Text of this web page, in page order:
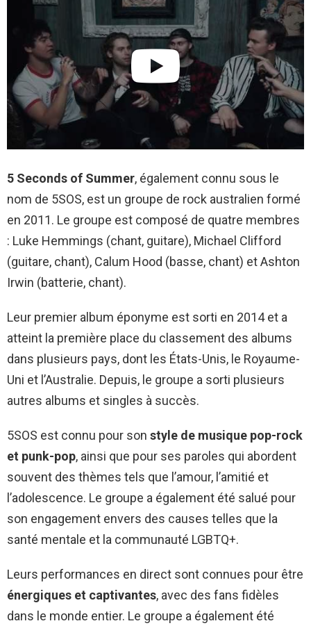
5 Seconds of Summer, également connu sous le
nom de 5SOS, est un groupe de rock australien formé
en 2011. Le groupe est composé de quatre membres
: Luke Hemmings (chant, guitare), Michael Clifford
(guitare, chant), Calum Hood (basse, chant) et Ashton
Irwin (batterie, chant).
Leur premier album éponyme est sorti en 2014 et a
atteint la première place du classement des albums
dans plusieurs pays, dont les États-Unis, le Royaume-
Uni et l’Australie. Depuis, le groupe a sorti plusieurs
autres albums et singles à succès.
5SOS est connu pour son style de musique pop-rock
et punk-pop, ainsi que pour ses paroles qui abordent
souvent des thèmes tels que l’amour, l’amitié et
l’adolescence. Le groupe a également été salué pour
son engagement envers des causes telles que la
santé mentale et la communauté LGBTQ+.
Leurs performances en direct sont connues pour être
énergiques et captivantes, avec des fans fidèles
dans le monde entier. Le groupe a également été